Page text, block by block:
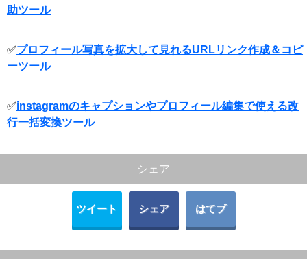
助ツール
✅プロフィール写真を拡大して見れるURLリンク作成＆コピ
ーツール
✅instagramのキャプションやプロフィール編集で使える改
行一括変換ツール
シェア
ツイート シェア はてブ